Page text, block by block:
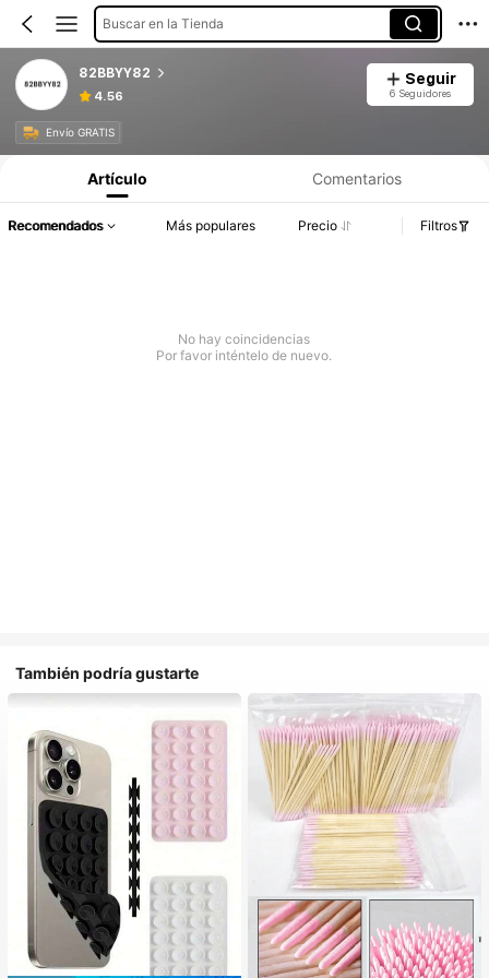
Buscar en la Tienda
82BBYY82
4.56
Seguir
6 Seguidores
Envío GRATIS
Artículo Comentarios
Recomendados Más populares Precio Filtros
No hay coincidencias
Por favor inténtelo de nuevo.
También podría gustarte